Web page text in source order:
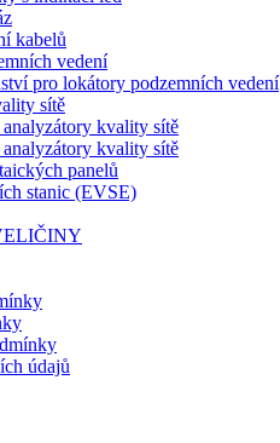
kabelů
vedení
pro lokátory podzemních vedení
sítě
analyzátory kvality sítě
kvality sítě
panelů
stanic (EVSE)
údajů